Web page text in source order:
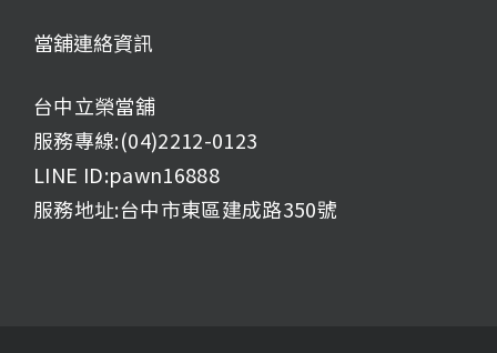
當舖連絡資訊
台中立榮當舖
服務專線:(04)2212-0123
LINE ID:pawn16888
服務地址:台中市東區建成路350號